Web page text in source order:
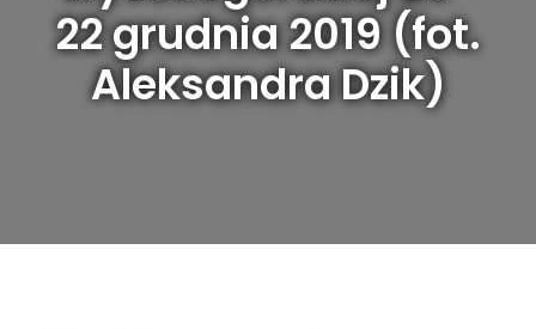
22 grudnia 2019 (fot.
Aleksandra Dzik)